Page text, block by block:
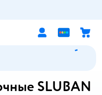
SLUBAN